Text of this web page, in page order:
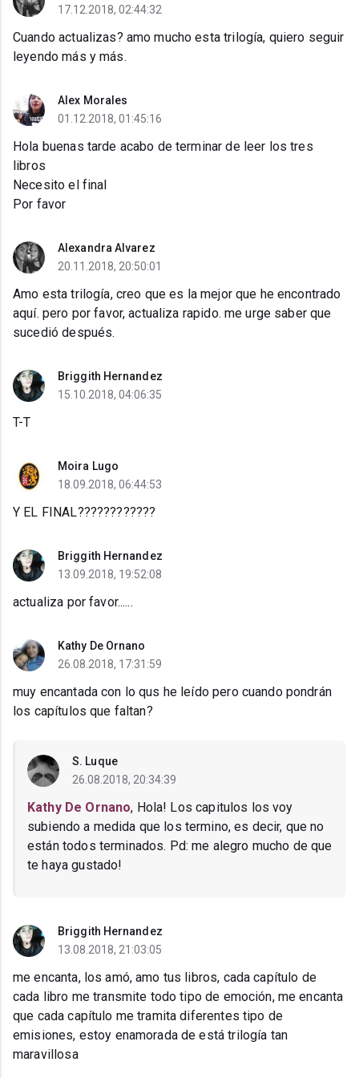
17.12.2018, 02:44:32
Cuando actualizas? amo mucho esta trilogía, quiero seguir
leyendo más y más.
Alex Morales
01.12.2018, 01:45:16
Hola buenas tarde acabo de terminar de leer los tres
libros
Necesito el final
Por favor
Alexandra Alvarez
20.11.2018, 20:50:01
Amo esta trilogía, creo que es la mejor que he encontrado
aquí. pero por favor, actualiza rapido. me urge saber que
sucedió después.
Briggith Hernandez
15.10.2018, 04:06:35
T-T
Moira Lugo
18.09.2018, 06:44:53
Y EL FINAL????????????
Briggith Hernandez
13.09.2018, 19:52:08
actualiza por favor......
Kathy De Ornano
26.08.2018, 17:31:59
muy encantada con lo qus he leído pero cuando pondrán
los capítulos que faltan?
S. Luque
26.08.2018, 20:34:39
Kathy De Ornano, Hola! Los capitulos los voy
subiendo a medida que los termino, es decir, que no
están todos terminados. Pd: me alegro mucho de que
te haya gustado!
Briggith Hernandez
13.08.2018, 21:03:05
me encanta, los amó, amo tus libros, cada capítulo de
cada libro me transmite todo tipo de emoción, me encanta
que cada capítulo me tramita diferentes tipo de
emisiones, estoy enamorada de está trilogía tan
maravillosa